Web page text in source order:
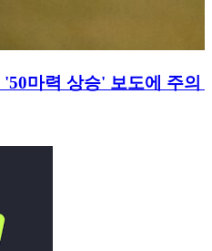
마력 상승' 보도에 주